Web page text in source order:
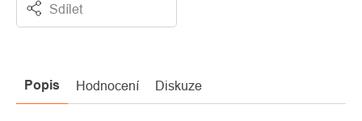
Sdílet
Popis Hodnocení Diskuze